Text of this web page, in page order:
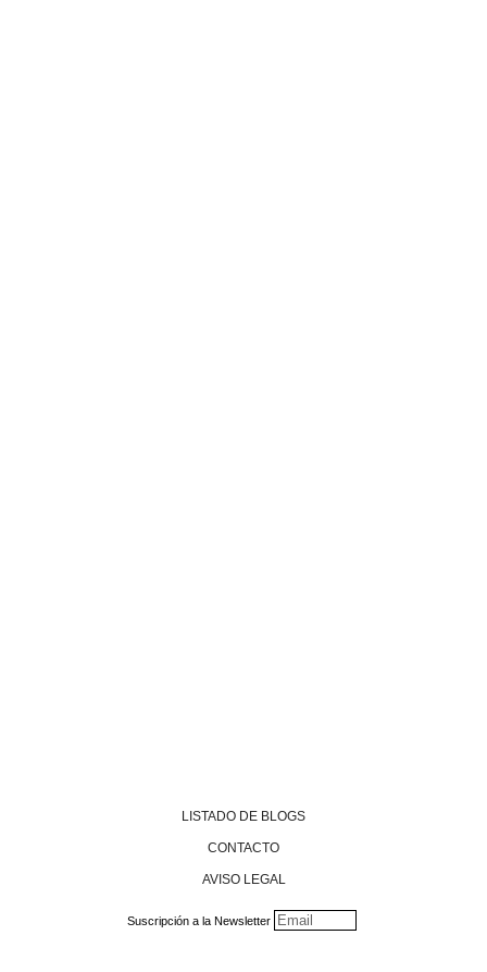
LISTADO DE BLOGS
CONTACTO
AVISO LEGAL
Suscripción a la Newsletter